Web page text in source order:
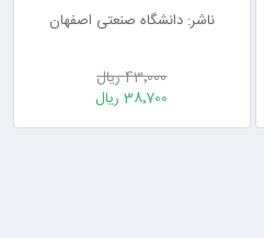
ناشر: دانشگاه صنعتی اصفهان
43٬000 ریال
38٬700 ریال